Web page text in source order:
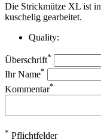
Die Strickmütze XL ist
kuschelig gearbeitet.
Quality:
Überschrift*
Ihr Name*
Kommentar*
* Pflichtfelder